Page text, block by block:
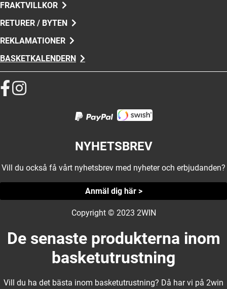
FRAKTVILLKOR
RETURER / BYTEN
REKLAMATIONER
BASKETKALENDERN
NYHETSBREV
Vill du också få vårt nyhetsbrev med nyheter och erbjudanden?
Anmäl dig här >
Copyright © 2023 2WIN
De senaste produkterna inom
basketutrustning
Vill du ha det bästa inom basketutrustning? Då har vi på 2win